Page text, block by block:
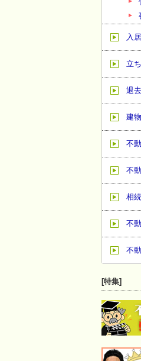
入
立
退
建
不
不
相
不
不
[特集]